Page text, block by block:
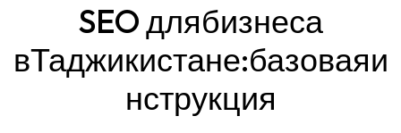
SEO длябизнеса
вТаджикистане:базоваяи
нструкция